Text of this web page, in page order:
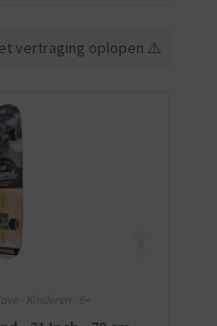
vertraging oplopen ⚠️
- Kinderen - 6+